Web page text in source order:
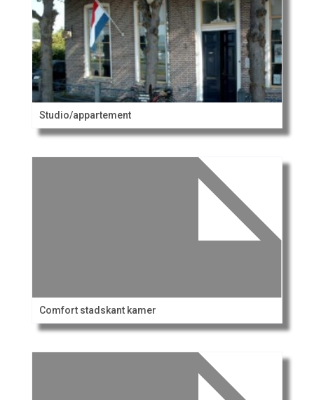
Studio/appartement
Comfort stadskant kamer